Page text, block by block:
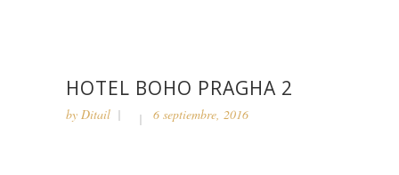
HOTEL BOHO PRAGHA 2
by Ditail 6 septiembre, 2016